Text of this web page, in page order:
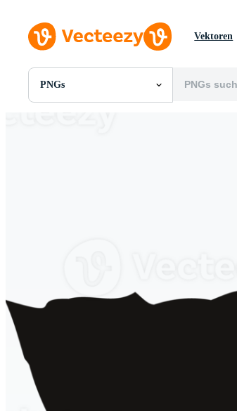
Vektoren
PNGs
Alle Bilder